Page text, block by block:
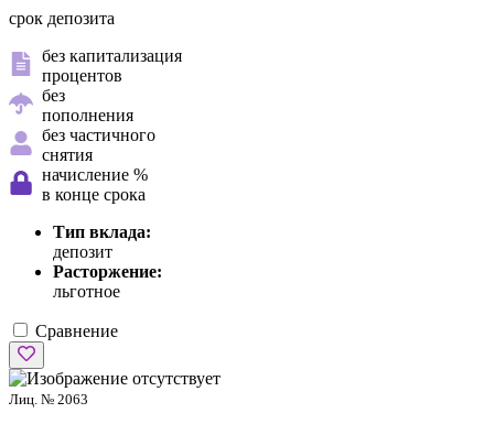
срок депозита
без капитализация
процентов
без
пополнения
без частичного
снятия
начисление %
в конце срока
Тип вклада:
депозит
Расторжение:
льготное
Сравнение
Лиц. № 2063